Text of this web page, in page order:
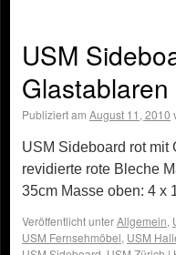
USM
Glastablaren
Publiziert am August 11, 2010
USM Sideboard rot mit
revidierte rote Bleche
35cm Masse oben: 4 x
Veröffentlicht unterAllgemein,
USM Fernsehmöbel, USM